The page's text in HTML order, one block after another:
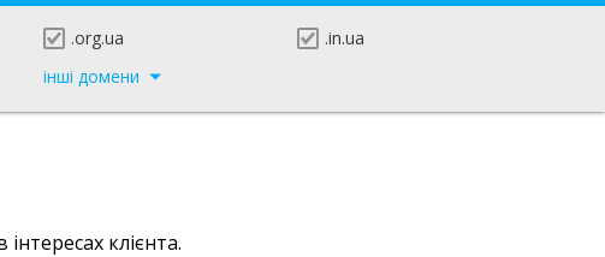
.org.ua
.in.ua
інші домени
клієнта.